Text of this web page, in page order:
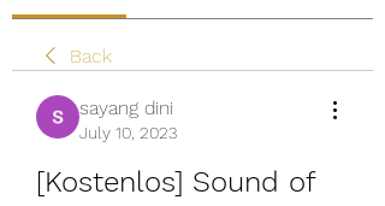
Back
sayang dini
July 10, 2023
[Kostenlos] Sound of